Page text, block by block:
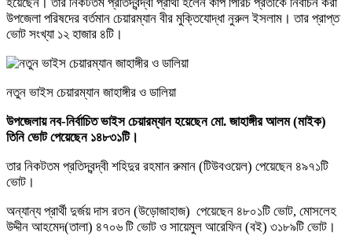
উপজেলা পরিষদের বর্তমান চেয়ারম্যান বীর মুক্তিযোদ্ধা নুরুল ইসলাম। তার প্রাপ্ত
ভোট সংখ্যা ১২ হাজার ৪টি।
নতুন ভাইস চেয়ারম্যান জাহাঙ্গীর ও ডালিয়া
উপজেলায় নব-নির্বাচিত ভাইস চেয়ারম্যান হয়েছেন মো. জাহাঙ্গীর আলম (মাইক)
তিনি ভোট পেয়েছেন ১৪৮৩১টি।
তার নিকটতম প্রতিদ্বন্দ্বী শহিদুর রহমান রুমান (টিউবওয়েল) পেয়েছেন ৪৯৭১টি
ভোট।
অন্যান্য প্রার্থী দুর্জয় দাস রতন (উড়োজাহাজ) পেয়েছেন ৪৮০১টি ভোট, মোসলেহ
উদ্দীন আহমেদ(তালা) ৪৭০৬ টি ভোট ও সায়েমুল আরেফিন (বই) ৩১৮৯টি ভোট।